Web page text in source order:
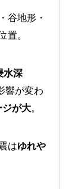
谷地形・
置。
水深
響が変わ
ジが大。
はゆれや